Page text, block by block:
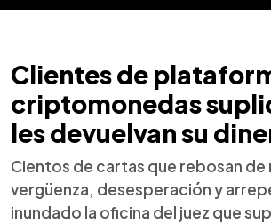
Clientes de
criptomonedas
les devuelvan su
Cientos de cartas que rebosan de
vergüenza, desesperación y
inundado la oficina del juez que